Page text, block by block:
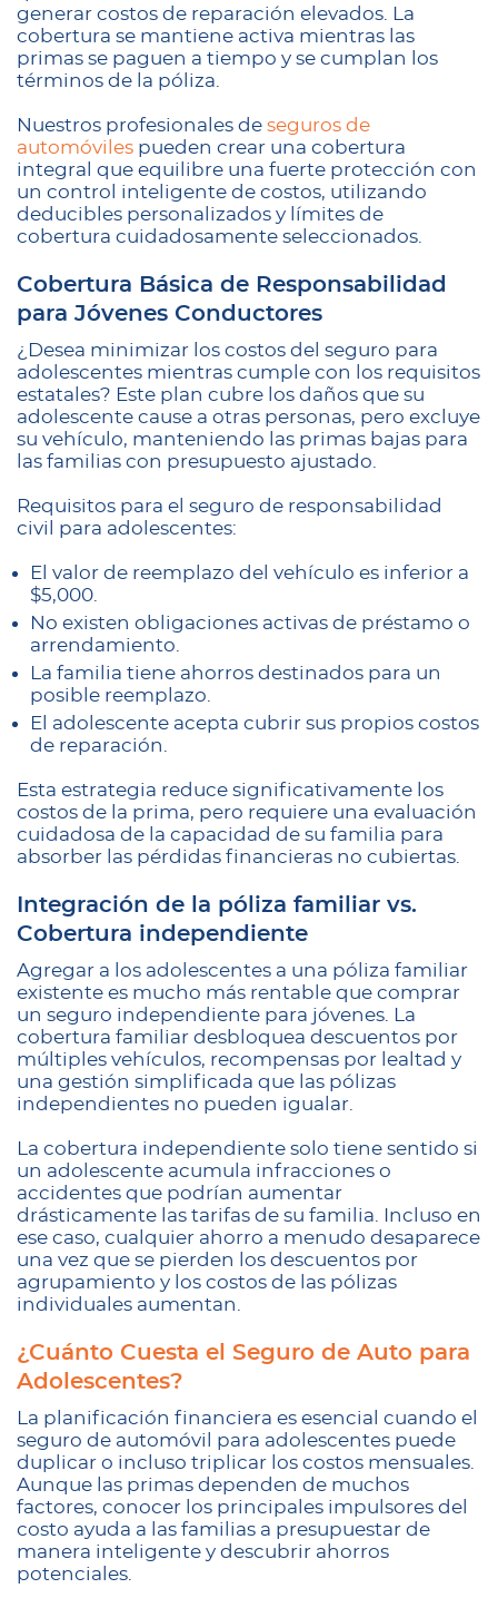
generar costos de reparación elevados. La
cobertura se mantiene activa mientras las
primas se paguen a tiempo y se cumplan los
términos de la póliza.
Nuestros profesionales de seguros de
automóviles pueden crear una cobertura
integral que equilibre una fuerte protección con
un control inteligente de costos, utilizando
deducibles personalizados y límites de
cobertura cuidadosamente seleccionados.
Cobertura Básica de Responsabilidad
para Jóvenes Conductores
¿Desea minimizar los costos del seguro para
adolescentes mientras cumple con los requisitos
estatales? Este plan cubre los daños que su
adolescente cause a otras personas, pero excluye
su vehículo, manteniendo las primas bajas para
las familias con presupuesto ajustado.
Requisitos para el seguro de responsabilidad
civil para adolescentes:
El valor de reemplazo del vehículo es inferior a
$5,000.
No existen obligaciones activas de préstamo o
arrendamiento.
La familia tiene ahorros destinados para un
posible reemplazo.
El adolescente acepta cubrir sus propios costos
de reparación.
Esta estrategia reduce significativamente los
costos de la prima, pero requiere una evaluación
cuidadosa de la capacidad de su familia para
absorber las pérdidas financieras no cubiertas.
Integración de la póliza familiar vs.
Cobertura independiente
Agregar a los adolescentes a una póliza familiar
existente es mucho más rentable que comprar
un seguro independiente para jóvenes. La
cobertura familiar desbloquea descuentos por
múltiples vehículos, recompensas por lealtad y
una gestión simplificada que las pólizas
independientes no pueden igualar.
La cobertura independiente solo tiene sentido si
un adolescente acumula infracciones o
accidentes que podrían aumentar
drásticamente las tarifas de su familia. Incluso en
ese caso, cualquier ahorro a menudo desaparece
una vez que se pierden los descuentos por
agrupamiento y los costos de las pólizas
individuales aumentan.
¿Cuánto Cuesta el Seguro de Auto para
Adolescentes?
La planificación financiera es esencial cuando el
seguro de automóvil para adolescentes puede
duplicar o incluso triplicar los costos mensuales.
Aunque las primas dependen de muchos
factores, conocer los principales impulsores del
costo ayuda a las familias a presupuestar de
manera inteligente y descubrir ahorros
potenciales.